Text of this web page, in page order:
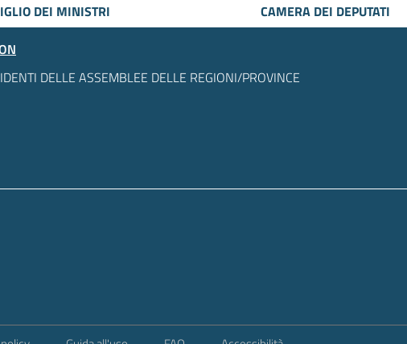
DEI MINISTRI
CAMERA DEI DEPUTATI
DELLE ASSEMBLEE DELLE REGIONI/PROVINCE